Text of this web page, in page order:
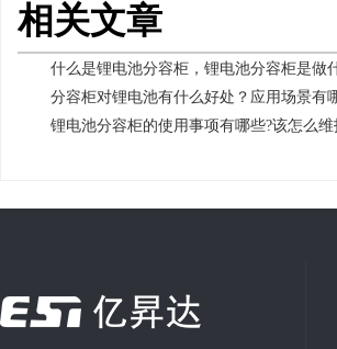
相关文章
什么是锂电池分容柜，锂电池分容柜是做
分容柜对锂电池有什么好处？应用场景有
锂电池分容柜的使用事项有哪些?该怎么维